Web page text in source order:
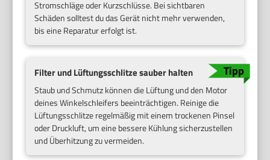
Stromschläge oder Kurzschlüsse. Bei sichtbaren
Schäden solltest du das Gerät nicht mehr verwenden,
bis eine Reparatur erfolgt ist.
Filter und Lüftungsschlitze sauber halten
Staub und Schmutz können die Lüftung und den Motor
deines Winkelschleifers beeinträchtigen. Reinige die
Lüftungsschlitze regelmäßig mit einem trockenen Pinsel
oder Druckluft, um eine bessere Kühlung sicherzustellen
und Überhitzung zu vermeiden.